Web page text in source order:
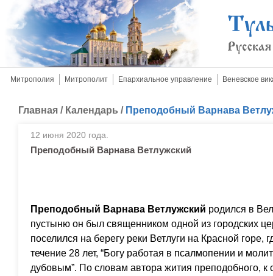
Митрополия Митрополит Епархиальное управление Веневское
Главная / Календарь / Преподобный Варнава
12 июня 2020 года.
Преподобный Варнава Ветлужский
Преподобный Варнава Ветлужский родился в
пустыню он был священником одной из городских
поселился на берегу реки Ветлуги на Красной горе,
течение 28 лет, “Богу работая в псалмопении и
дубовым”. По словам автора жития преподобного,